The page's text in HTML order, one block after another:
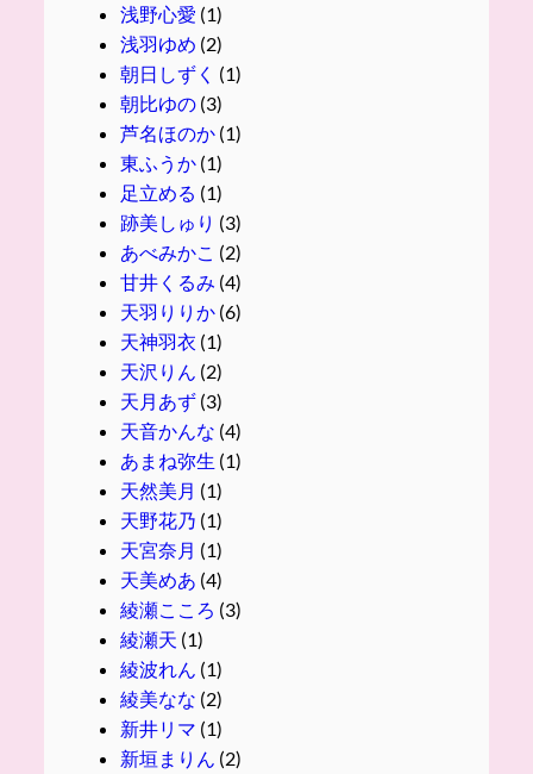
浅野心愛 (1)
浅羽ゆめ (2)
朝日しずく (1)
朝比ゆの(3)
芦名ほのか(1)
東ふうか(1)
足立める (1)
跡美しゅり (3)
あべみかこ (2)
甘井くるみ (4)
天羽りりか(6)
天神羽衣 (1)
天沢りん (2)
天月あず(3)
天音かんな (4)
あまね弥生 (1)
天然美月 (1)
天野花乃 (1)
天宮奈月 (1)
天美めあ (4)
綾瀬こころ (3)
綾瀬天 (1)
綾波れん (1)
綾美なな (2)
新井リマ (1)
新垣まりん (2)